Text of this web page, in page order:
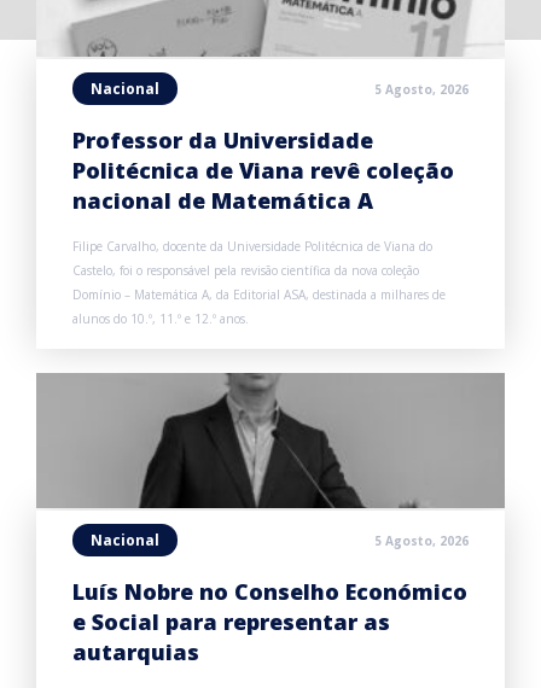
Nacional 5 Agosto, 2026
Professor da Universidade
Politécnica de Viana revê coleção
nacional de Matemática A
Filipe Carvalho, docente da Universidade Politécnica de Viana do
Castelo, foi o responsável pela revisão científica da nova coleção
Domínio – Matemática A, da Editorial ASA, destinada a milhares de
alunos do 10.º, 11.º e 12.º anos.
Nacional 5 Agosto, 2026
Luís Nobre no Conselho Económico
e Social para representar as
autarquias